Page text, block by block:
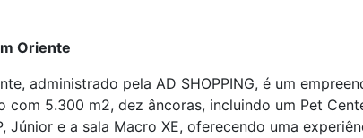
Oriente
administrado pela AD SHOPPING, é um
com 5.300 m2, dez âncoras, incluindo um Pet
Júnior e a sala Macro XE, oferecendo uma